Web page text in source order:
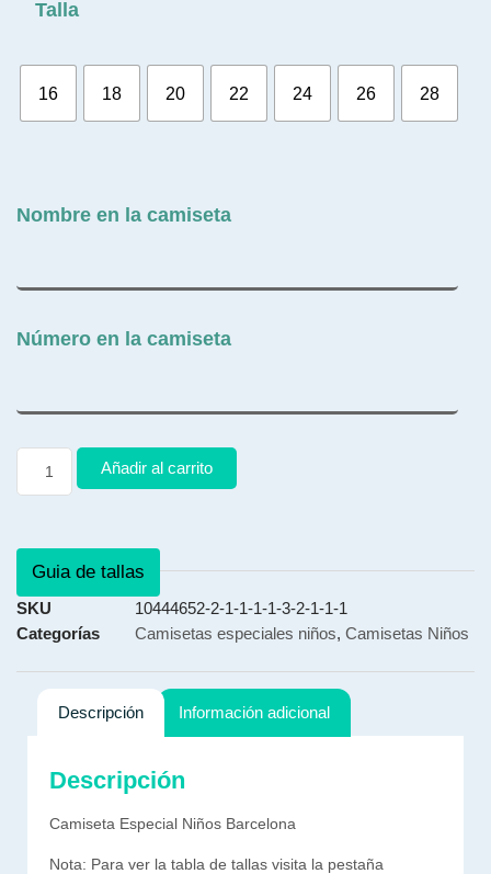
Talla
16 18 20 22 24 26 28
Nombre en la camiseta
Número en la camiseta
Añadir al carrito
Guia de tallas
SKU
10444652-2-1-1-1-1-3-2-1-1-1
Categorías
Camisetas especiales niños, Camisetas Niños
Descripción Información adicional
Descripción
Camiseta Especial Niños Barcelona
Nota: Para ver la tabla de tallas visita la pestaña